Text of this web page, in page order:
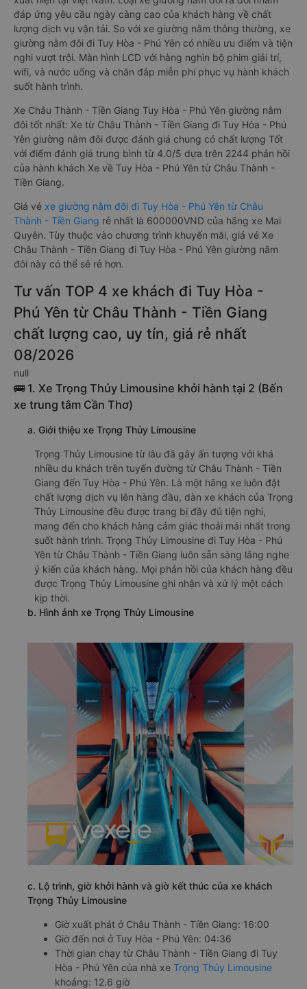
đáp ứng yêu cầu ngày càng cao của khách hàng về chất
lượng dịch vụ vận tải. So với xe giường nằm thông thường, xe
giường nằm đôi đi Tuy Hòa - Phú Yên có nhiều ưu điểm và tiện
nghi vượt trội. Màn hình LCD với hàng nghìn bộ phim giải trí,
wifi, và nước uống và chăn đắp miễn phí phục vụ hành khách
suốt hành trình.
Xe Châu Thành - Tiền Giang Tuy Hòa - Phú Yên giường nằm
đôi tốt nhất: Xe từ Châu Thành - Tiền Giang đi Tuy Hòa - Phú
Yên giường nằm đôi được đánh giá chung có chất lượng Tốt
với điểm đánh giá trung bình từ 4.0/5 dựa trên 2244 phản hồi
của hành khách Xe về Tuy Hòa - Phú Yên từ Châu Thành -
Tiền Giang.
Giá vé xe giường nằm đôi đi Tuy Hòa - Phú Yên từ Châu
Thành - Tiền Giang rẻ nhất là 600000VND của hãng xe Mai
Quyên. Tùy thuộc vào chương trình khuyến mãi, giá vé Xe
Châu Thành - Tiền Giang đi Tuy Hòa - Phú Yên giường nằm
đôi này có thể sẽ rẻ hơn.
Tư vấn TOP 4 xe khách đi Tuy Hòa -
Phú Yên từ Châu Thành - Tiền Giang
chất lượng cao, uy tín, giá rẻ nhất
08/2026
null
🚌 1. Xe Trọng Thủy Limousine khởi hành tại 2 (Bến
xe trung tâm Cần Thơ)
a. Giới thiệu xe Trọng Thủy Limousine
Trọng Thủy Limousine từ lâu đã gây ấn tượng với khá
nhiều du khách trên tuyến đường từ Châu Thành - Tiền
Giang đến Tuy Hòa - Phú Yên. Là một hãng xe luôn đặt
chất lượng dịch vụ lên hàng đầu, dàn xe khách của Trọng
Thủy Limousine đều được trang bị đầy đủ tiện nghi,
mang đến cho khách hàng cảm giác thoải mái nhất trong
suốt hành trình. Trọng Thủy Limousine đi Tuy Hòa - Phú
Yên từ Châu Thành - Tiền Giang luôn sẵn sàng lắng nghe
ý kiến của khách hàng. Mọi phản hồi của khách hàng đều
được Trọng Thủy Limousine ghi nhận và xử lý một cách
kịp thời.
b. Hình ảnh xe Trọng Thủy Limousine
c. Lộ trình, giờ khởi hành và giờ kết thúc của xe khách
Trọng Thủy Limousine
Giờ xuất phát ở Châu Thành - Tiền Giang: 16:00
Giờ đến nơi ở Tuy Hòa - Phú Yên: 04:36
Thời gian chạy từ Châu Thành - Tiền Giang đi Tuy
Hòa - Phú Yên của nhà xe Trọng Thủy Limousine
khoảng: 12.6 giờ